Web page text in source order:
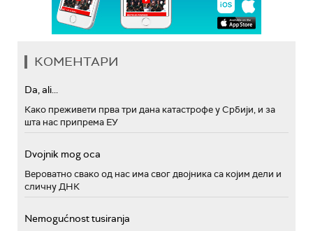
КОМЕНТАРИ
Da, ali...
Како преживети прва три дана катастрофе у Србији, и за
шта нас припрема ЕУ
Dvojnik mog oca
Вероватно свако од нас има свог двојника са којим дели и
сличну ДНК
Nemogućnost tusiranja